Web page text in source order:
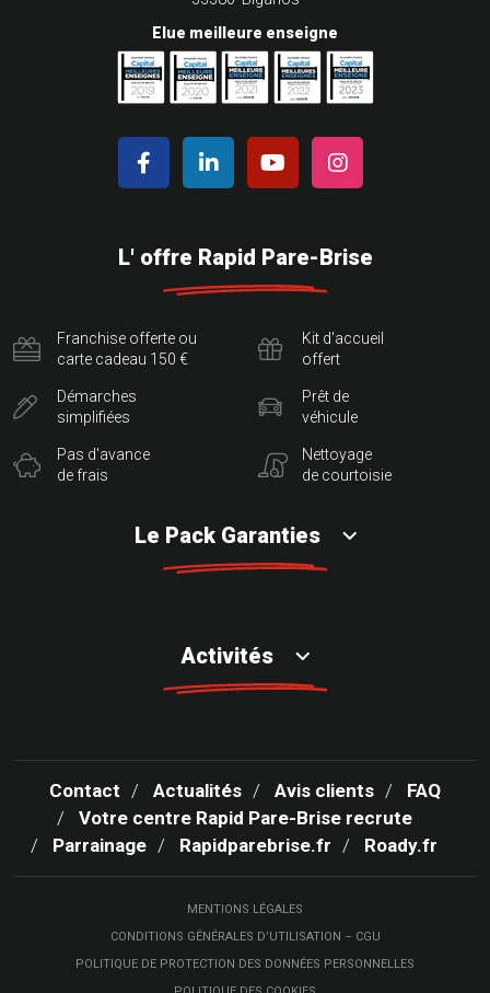
Elue meilleure enseigne
L' offre Rapid Pare-Brise
Franchise offerte ou
carte cadeau 150 €
Démarches
simplifiées
Pas d'avance
de frais
Kit d'accueil
offert
Prêt de
véhicule
Nettoyage
de courtoisie
Le Pack Garanties
Activités
Contact Actualités Avis clients
FAQ
Votre centre Rapid Pare-Brise recrute
Parrainage
Rapidparebrise.fr Roady.fr
MENTIONS LÉGALES
CONDITIONS GÉNÉRALES D’UTILISATION – CGU
POLITIQUE DE PROTECTION DES DONNÉES PERSONNELLES